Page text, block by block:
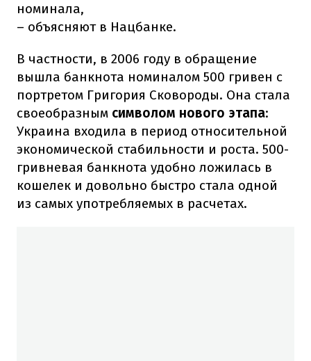
номинала,
– объясняют в Нацбанке.
В частности, в 2006 году в обращение
вышла банкнота номиналом 500 гривен с
портретом Григория Сковороды. Она стала
своеобразным символом нового этапа:
Украина входила в период относительной
экономической стабильности и роста. 500-
гривневая банкнота удобно ложилась в
кошелек и довольно быстро стала одной
из самых употребляемых в расчетах.